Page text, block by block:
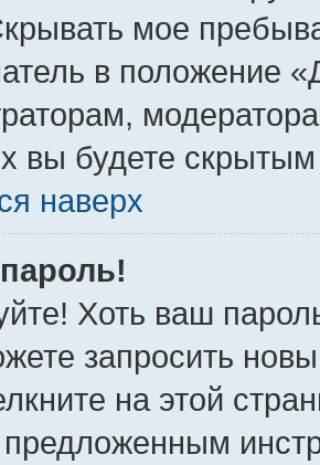
мое
в положение
вы будете
наверх
Хоть ваш
запросить
на этой
предложенным